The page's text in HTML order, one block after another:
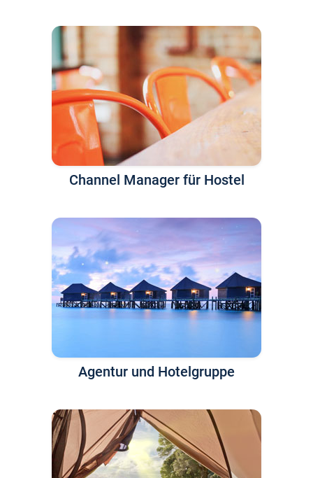
Channel Manager für Hostel
Agentur und Hotelgruppe